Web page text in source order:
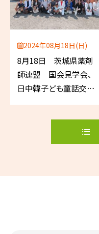
2024年08月18日(日)
8月18日 茨城県薬剤
師連盟 国会見学会、
日中韓子ども童話交流
2024